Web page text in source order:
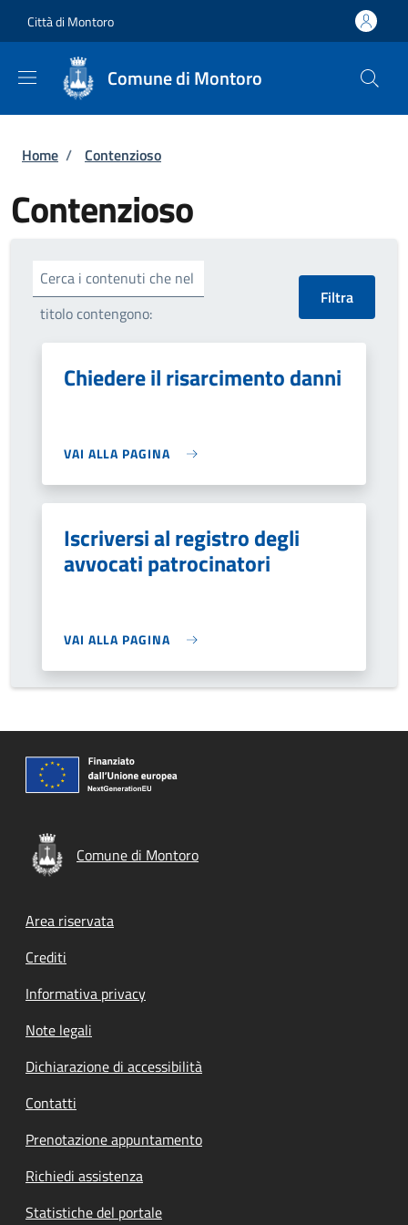
Città di Montoro
Comune di Montoro
Briciole di pane
Home / Contenzioso
Contenzioso
Cerca i contenuti che nel
titolo contengono:
Chiedere il risarcimento danni
VAI ALLA PAGINA
Iscriversi al registro degli
avvocati patrocinatori
VAI ALLA PAGINA
Comune di Montoro
Footer menu
Area riservata
Crediti
Informativa privacy
Note legali
Dichiarazione di accessibilità
Contatti
Prenotazione appuntamento
Richiedi assistenza
Statistiche del portale